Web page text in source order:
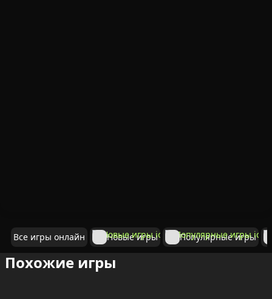
Все игры онлайн Новые игры Популярные игры
Похожие игры